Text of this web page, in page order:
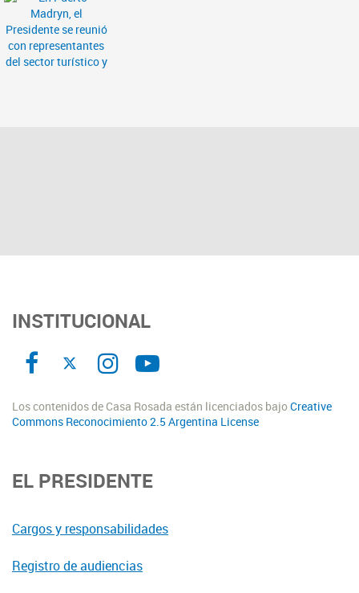
INSTITUCIONAL
Los contenidos de Casa Rosada están licenciados bajoCreative
Commons Reconocimiento 2.5 Argentina License
EL PRESIDENTE
Cargos y responsabilidades
Registro de audiencias